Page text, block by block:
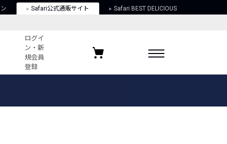
Safari公式通販サイト Safari BEST DELICIOUS
ログイ
ン・新
規会員
登録
お気に入りブランド